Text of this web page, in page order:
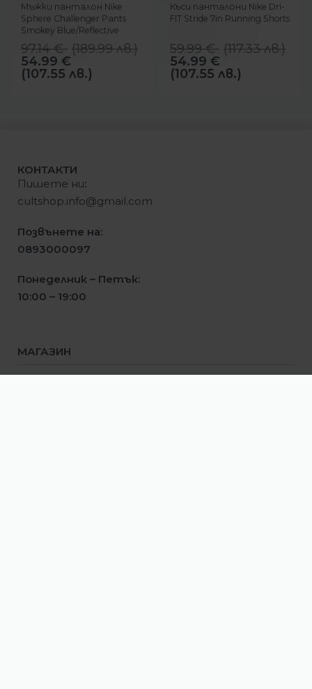
Мъжки панталон Nike
Sphere Challenger Pants
Smokey Blue/Reflective
Silver
97.14€ (189.99лв.)
54.99 €
(107.55 лв.)
Къси панталони Nike Dri-
FIT Stride 7in Running Shorts
59.99€ (117.33лв.)
54.99 €
(107.55 лв.)
КОНТАКТИ
Пишете ни:
cultshop.info@gmail.com
Позвънете на:
0893000097
Понеделник – Петък:
10:00 – 19:00
МАГАЗИН